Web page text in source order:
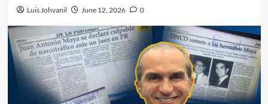
Luis Johvanil June 12, 2026 0